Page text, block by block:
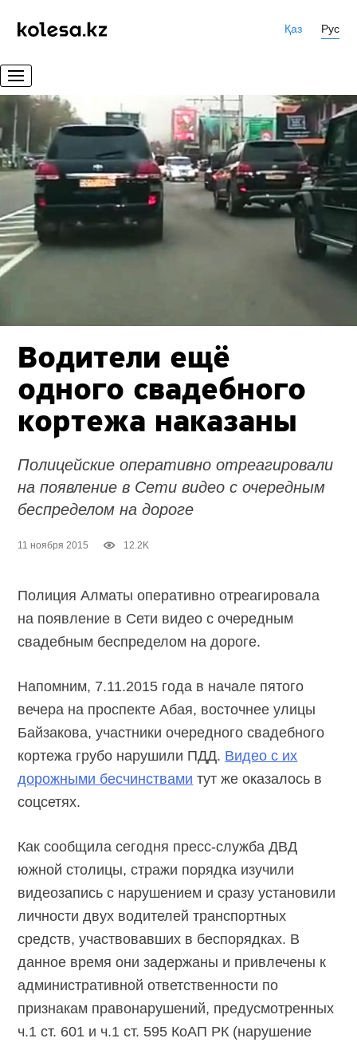
Қаз Рус
Водители ещё
одного свадебного
кортежа наказаны
Полицейские оперативно отреагировали
на появление в Сети видео с очередным
беспределом на дороге
11 ноября 2015 12.2K
Полиция Алматы оперативно отреагировала
на появление в Сети видео с очередным
свадебным беспределом на дороге.
Напомним, 7.11.2015 года в начале пятого
вечера на проспекте Абая, восточнее улицы
Байзакова, участники очередного свадебного
кортежа грубо нарушили ПДД. Видео с их
дорожными бесчинствами тут же оказалось в
соцсетях.
Как сообщила сегодня пресс-служба ДВД
южной столицы, стражи порядка изучили
видеозапись с нарушением и сразу установили
личности двух водителей транспортных
средств, участвовавших в беспорядках. В
данное время они задержаны и привлечены к
административной ответственности по
признакам правонарушений, предусмотренных
ч.1 ст. 601 и ч.1 ст. 595 КоАП РК (нарушение